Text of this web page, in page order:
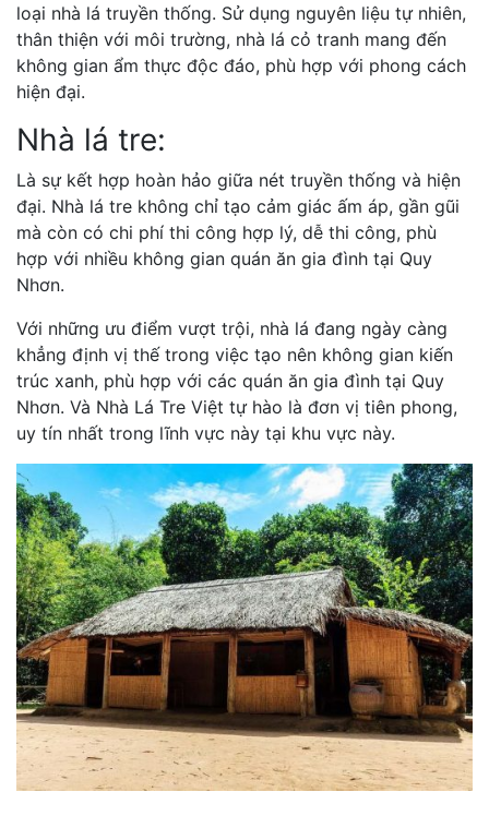
loại nhà lá truyền thống. Sử dụng nguyên liệu tự nhiên,
thân thiện với môi trường, nhà lá cỏ tranh mang đến
không gian ẩm thực độc đáo, phù hợp với phong cách
hiện đại.
Nhà lá tre:
Là sự kết hợp hoàn hảo giữa nét truyền thống và hiện
đại. Nhà lá tre không chỉ tạo cảm giác ấm áp, gần gũi
mà còn có chi phí thi công hợp lý, dễ thi công, phù
hợp với nhiều không gian quán ăn gia đình tại Quy
Nhơn.
Với những ưu điểm vượt trội, nhà lá đang ngày càng
khẳng định vị thế trong việc tạo nên không gian kiến
trúc xanh, phù hợp với các quán ăn gia đình tại Quy
Nhơn. Và Nhà Lá Tre Việt tự hào là đơn vị tiên phong,
uy tín nhất trong lĩnh vực này tại khu vực này.